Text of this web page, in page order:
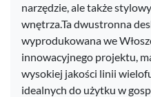
narzędzie, ale także
wnętrza.Ta dwustronna
wyprodukowana we
innowacyjnego projektu,
wysokiej jakości linii
idealnych do użytku w